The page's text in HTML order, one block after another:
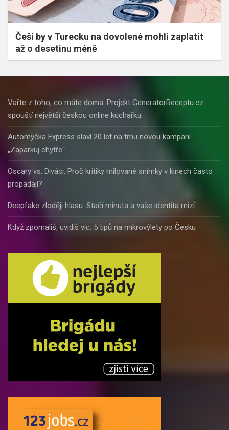
Češi by v Turecku na dovolené mohli zaplatit
až o desetinu méně
Vařte z toho, co máte doma: Projekt GeneratorReceptu.cz
spouští největší českou online kuchařku
Automyčka Express slaví 20 let na trhu novou kampaní
„Zaparkuj chytře“
Oscary vs. Diváci: Proč kritiky milované snímky v kinech často
propadají?
Deepfake zloději hlasu: Stačí minuta a vaše identita mizí
Když zpomalíš, uvidíš víc: 5 tipů na mikrovýlety po Česku